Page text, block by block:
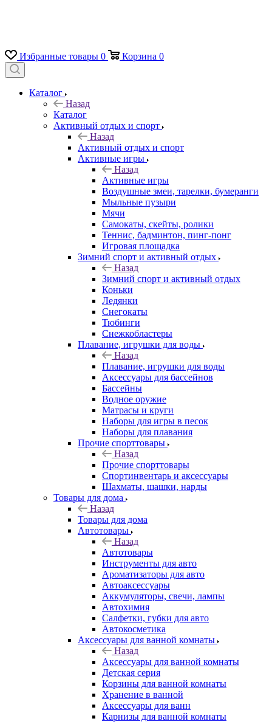
Избранные товары 0 Корзина 0
Каталог
Назад
Каталог
Активный отдых и спорт
Назад
Активный отдых и спорт
Активные игры
Назад
Активные игры
Воздушные змеи, тарелки, бумеранги
Мыльные пузыри
Мячи
Самокаты, скейты, ролики
Теннис, бадминтон, пинг-понг
Игровая площадка
Зимний спорт и активный отдых
Назад
Зимний спорт и активный отдых
Коньки
Ледянки
Снегокаты
Тюбинги
Снежкобластеры
Плавание, игрушки для воды
Назад
Плавание, игрушки для воды
Аксессуары для бассейнов
Бассейны
Водное оружие
Матрасы и круги
Наборы для игры в песок
Наборы для плавания
Прочие спорттовары
Назад
Прочие спорттовары
Спортинвентарь и аксессуары
Шахматы, шашки, нарды
Товары для дома
Назад
Товары для дома
Автотовары
Назад
Автотовары
Инструменты для авто
Ароматизаторы для авто
Автоаксессуары
Аккумуляторы, свечи, лампы
Автохимия
Салфетки, губки для авто
Автокосметика
Аксессуары для ванной комнаты
Назад
Аксессуары для ванной комнаты
Детская серия
Корзины для ванной комнаты
Хранение в ванной
Аксессуары для ванн
Карнизы для ванной комнаты